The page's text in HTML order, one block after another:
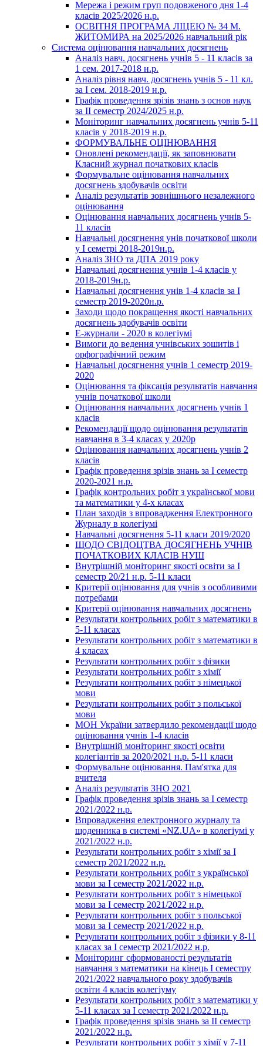
Мережа і режим груп подовженого дня 1-4
класів 2025/2026 н.р.
ОСВІТНЯ ПРОГРАМА ЛІЦЕЮ № 34 М.
ЖИТОМИРА на 2025/2026 навчальний рік
Система оцінювання навчальних досягнень
Аналіз навч. досягнень учнів 5 - 11 класів за
1 сем. 2017-2018 н.р.
Аналіз рівня навч. досягнень учнів 5 - 11 кл.
за І сем. 2018-2019 н.р.
Графік проведення зрізів знань з основ наук
за ІІ семестр 2024/2025 н.р.
Моніторинг навчальних досягнень учнів 5-11
класів у 2018-2019 н.р.
ФОРМУВАЛЬНЕ ОЦІНЮВАННЯ
Оновлені рекомендації, як заповнювати
Класний журнал початкових класів
Формувальне оцінювання навчальних
досягнень здобувачів освіти
Аналіз результатів зовнішнього незалежного
оцінювання
Оцінювання навчальних досягнень учнів 5-
11 класів
Навчальні досягнення унів початкової щколи
у І семетрі 2018-2019н.р.
Аналіз ЗНО та ДПА 2019 року
Навчальні досягнення учнів 1-4 класів у
2018-2019н.р.
Навчальні досягнення унів 1-4 класів за І
семестр 2019-2020н.р.
Заходи щодо покращення якості навчальних
досягнень здобувачів освіти
Е-журнали - 2020 в колегіумі
Вимоги до ведення учнівських зошитів і
орфографічний режим
Навчальні досягнення учнів 1 семестр 2019-
2020
Оцінювання та фіксація результатів навчання
учнів початкової школи
Оцінювання навчальних досягнень учнів 1
класів
Рекомендації щодо оцінювання результатів
навчання в 3-4 класах у 2020р
Оцінювання навчальних досягнень учнів 2
класів
Графік проведення зрізів знань за І семестр
2020-2021 н.р.
Графік контрольних робіт з української мови
та математики у 4-х класах
План заходів з впровадження Електронного
Журналу в колегіумі
Навчальні досягнення 5-11 класи 2019/2020
ЩОДО СВІДОЦТВА ДОСЯГНЕНЬ УЧНІВ
ПОЧАТКОВИХ КЛАСІВ НУШ
Внутрішній моніторинг якості освіти за І
семестр 20/21 н.р. 5-11 класи
Критерії оцінювання для учнів з особливими
потребами
Критерії оцінювання навчальних досягнень
Результати контрольних робіт з математики в
5-11 класах
Результати контрольних робіт з математики в
4 класах
Результати контрольних робіт з фізики
Результати контрольних робіт з хімії
Результати контрольних робіт з німецької
мови
Результати контрольних робіт з польської
мови
МОН України затвердило рекомендації щодо
оцінювання учнів 1-4 класів
Внутрішній моніторинг якості освіти
колегіантів за 2020/2021 н.р. 5-11 класи
Формувальне оцінювання. Пам'ятка для
вчителя
Аналіз результатів ЗНО 2021
Графік проведення зрізів знань за І семестр
2021/2022 н.р.
Впровадження електронного журналу та
щоденника в системі «NZ.UA» в колегіумі у
2021/2022 н.р.
Результати контрольних робіт з хімії за І
семестр 2021/2022 н.р.
Результати контрольних робіт з української
мови за І семестр 2021/2022 н.р.
Результати контрольних робіт з німецької
мови за І семестр 2021/2022 н.р.
Результати контрольних робіт з польської
мови за І семестр 2021/2022 н.р.
Результати контрольних робіт з фізики у 8-11
класах за І семестр 2021/2022 н.р.
Моніторинг сформованості результатів
навчання з математики на кінець І семестру
2021/2022 навчального року здобувачів
освіти 4 класів колегіуму
Результати контрольних робіт з математики у
5-11 класах за І семестр 2021/2022 н.р.
Графік проведення зрізів знань за ІІ семестр
2021/2022 н.р.
Результати контрольних робіт з хімії у 7-11